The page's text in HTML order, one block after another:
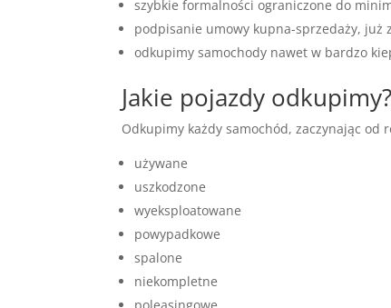
szybkie formalności ograniczone do
podpisanie umowy kupna-sprzedaży, już
odkupimy samochody nawet w bardzo
Jakie pojazdy odkupimy?
Odkupimy każdy samochód, zaczynając od
używane
uszkodzone
wyeksploatowane
powypadkowe
spalone
niekompletne